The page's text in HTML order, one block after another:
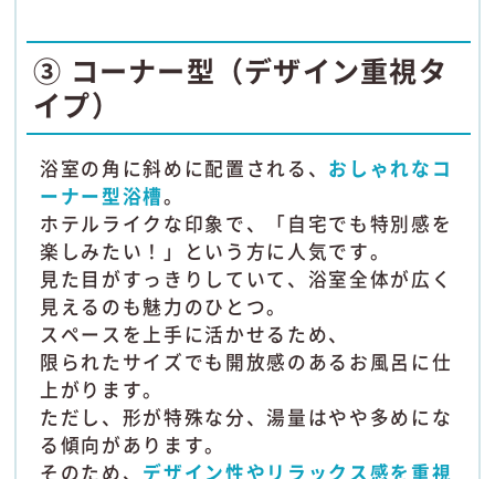
③ コーナー型（デザイン重視タ
イプ）
浴室の角に斜めに配置される、 おしゃれなコ
ーナー型浴槽。
ホテルライクな印象で、「自宅でも特別感を
楽しみたい！」という方に人気です。
見た目がすっきりしていて、浴室全体が広く
見えるのも魅力のひとつ。
スペースを上手に活かせるため、
限られたサイズでも開放感のあるお風呂に仕
上がります。
ただし、形が特殊な分、湯量はやや多めにな
る傾向があります。
そのため、 デザイン性やリラックス感を重視